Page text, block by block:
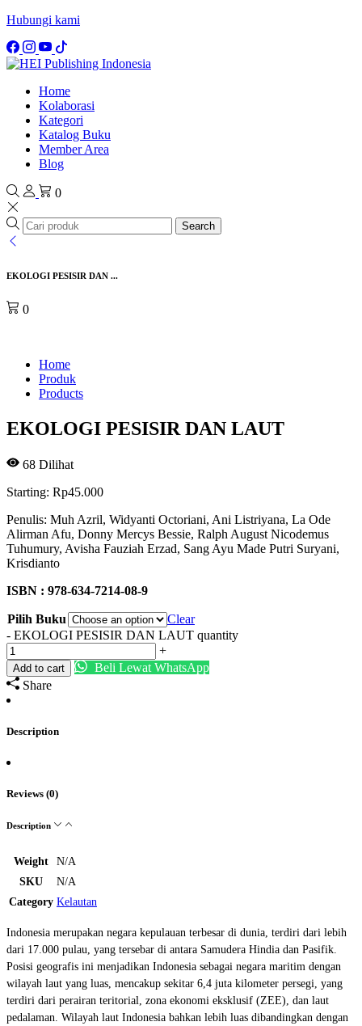
Hubungi kami
Home
Kolaborasi
Kategori
Katalog Buku
Member Area
Blog
0
Search
EKOLOGI PESISIR DAN ...
0
Home
Produk
Products
EKOLOGI PESISIR DAN LAUT
68 Dilihat
Starting: Rp45.000
Penulis: Muh Azril, Widyanti Octoriani, Ani Listriyana, La Ode
Alirman Afu, Donny Mercys Bessie, Ralph August Nicodemus
Tuhumury, Avisha Fauziah Erzad, Sang Ayu Made Putri Suryani,
Krisdianto
ISBN : 978-634-7214-08-9
Pilih Buku
Clear
- EKOLOGI PESISIR DAN LAUT quantity
+
Add to cart
Beli Lewat WhatsApp
Share
Description
Reviews (0)
Description
Weight
N/A
SKU
N/A
Category Kelautan
Indonesia merupakan negara kepulauan terbesar di dunia, terdiri dari lebih
dari 17.000 pulau, yang tersebar di antara Samudera Hindia dan Pasifik.
Posisi geografis ini menjadikan Indonesia sebagai negara maritim dengan
wilayah laut yang luas, mencakup sekitar 6,4 juta kilometer persegi, yang
terdiri dari perairan teritorial, zona ekonomi eksklusif (ZEE), dan laut
pedalaman. Wilayah laut Indonesia bahkan lebih luas dibandingkan dengan